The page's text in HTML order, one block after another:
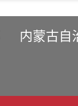
内蒙古自